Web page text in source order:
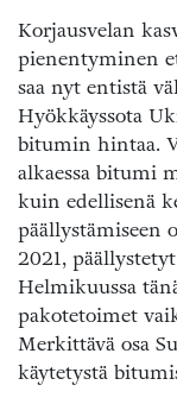
Korjausvelan
pienentyminen
saa nyt entistä
Hyökkäyssota
bitumin hintaa.
alkaessa bitumi
kuin edellisenä
päällystämiseen
2021,
Helmikuussa
pakotetoimet
Merkittävä osa
käytetystä